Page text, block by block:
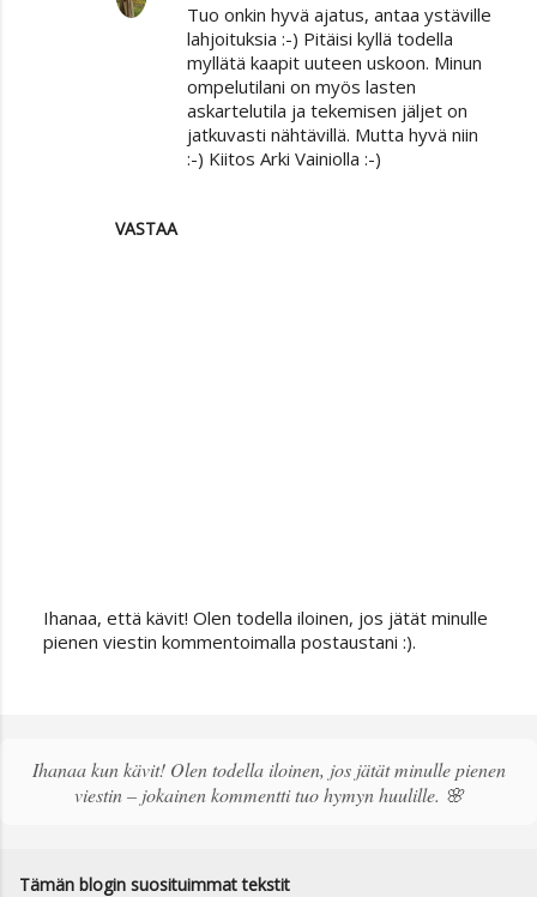
VASTAA
Tuo onkin hyvä ajatus, antaa ystäville
lahjoituksia :-) Pitäisi kyllä todella
myllätä kaapit uuteen uskoon. Minun
ompelutilani on myös lasten
askartelutila ja tekemisen jäljet on
jatkuvasti nähtävillä. Mutta hyvä niin
:-) Kiitos Arki Vainiolla :-)
L
ä
k
e
Ihanaa, että kävit! Olen todella iloinen, jos jätät minulle
pienen viestin kommentoimalla postaustani :).
Ihanaa kun kävit! Olen todella iloinen, jos jätät minulle pienen
viestin – jokainen kommentti tuo hymyn huulille. 🌸
Tämän blogin suosituimmat tekstit